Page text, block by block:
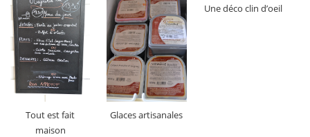
Tout est fait
maison
Glaces artisanales
Une déco clin d’oeil